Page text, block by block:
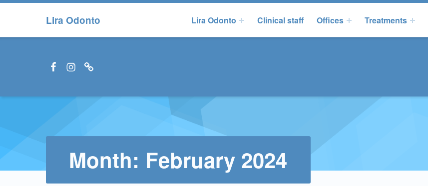
Lira Odonto Lira Odonto Clinical staff Offices Treatments
Facebook LiraOdonto
Instagram LiraOdonto
Site LiraOdonto
Month: February 2024